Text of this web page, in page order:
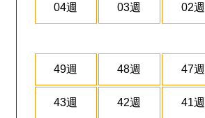
04週 03週 02週
49週 48週 47週
43週 42週 41週